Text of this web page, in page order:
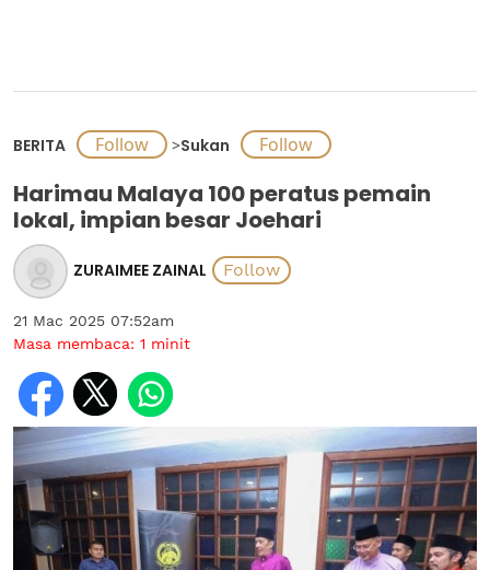
BERITA >Sukan
Harimau Malaya 100 peratus pemain
lokal, impian besar Joehari
ZURAIMEE ZAINAL
21 Mac 2025 07:52am
Masa membaca: 1 minit